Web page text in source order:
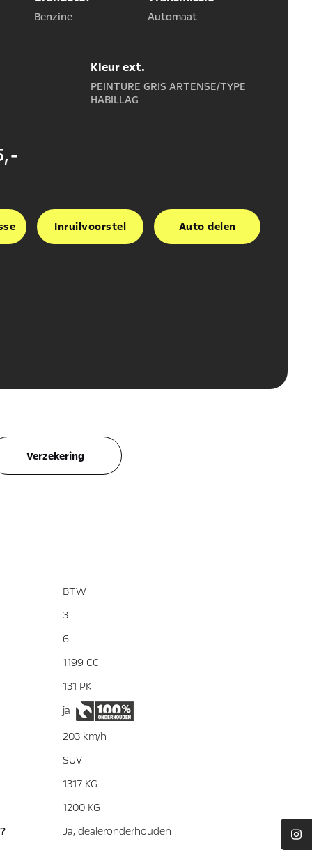
Benzine Automaat
Kleur ext.
PEINTURE GRIS ARTENSE/TYPE
HABILLAG
Inruilvoorstel Auto delen
Verzekering
BTW
3
6
1199 CC
131 PK
ja
203 km/h
SUV
1317 KG
1200 KG
Ja, dealeronderhouden